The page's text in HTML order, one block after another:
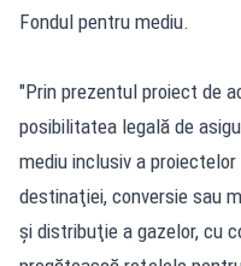
Fondul pentru mediu.
"Prin prezentul proiect de
posibilitatea legală de
mediu inclusiv a
destinaţiei, conversie sau
şi distribuţie a gazelor, cu